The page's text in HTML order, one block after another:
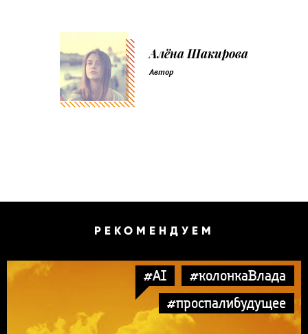
Алёна Шакирова
Автор
РЕКОМЕНДУЕМ
#AI
#колонкаВлада
#проспалибудущее